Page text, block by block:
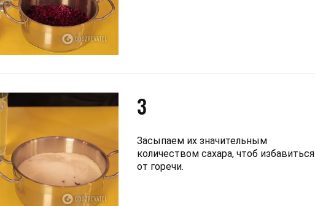
3
Засыпаем их значительным
количеством сахара, чтоб избавиться
от горечи.